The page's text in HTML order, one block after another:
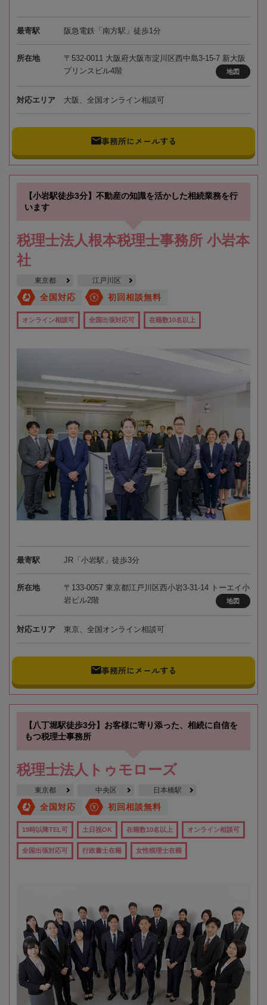
最寄駅 阪急電鉄「南方駅」徒歩1分
所在地
〒532-0011 大阪府大阪市淀川区西中島3-15-7 新大阪
プリンスビル4階
地図
対応エリア 大阪、全国オンライン相談可
事務所にメールする
【小岩駅徒歩3分】不動産の知識を活かした相続業務を行
います
税理士法人根本税理士事務所 小岩本
社
東京都 江戸川区
全国対応 初回相談無料
オンライン相談可 全国出張対応可 在籍数10名以上
最寄駅 JR「小岩駅」徒歩3分
所在地
〒133-0057 東京都江戸川区西小岩3-31-14 トーエイ小
岩ビル2階
地図
対応エリア 東京、全国オンライン相談可
事務所にメールする
【八丁堀駅徒歩3分】お客様に寄り添った、相続に自信を
もつ税理士事務所
税理士法人トゥモローズ
東京都 中央区 日本橋駅
全国対応 初回相談無料
19時以降TEL可 土日祝OK 在籍数10名以上 オンライン相談可
全国出張対応可 行政書士在籍 女性税理士在籍